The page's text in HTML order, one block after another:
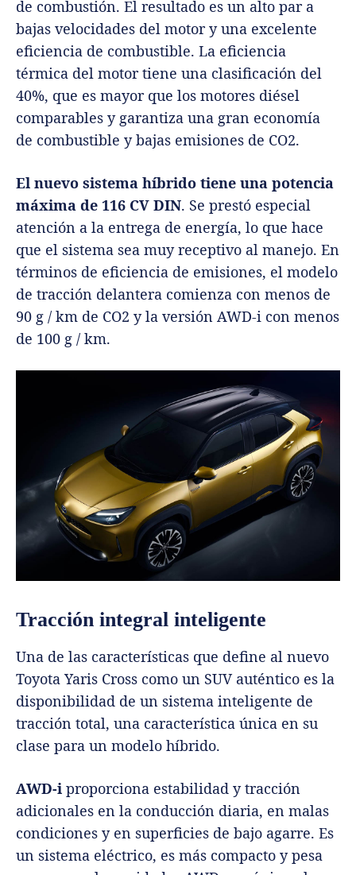
de combustión. El resultado es un alto par a
bajas velocidades del motor y una excelente
eficiencia de combustible. La eficiencia
térmica del motor tiene una clasificación del
40%, que es mayor que los motores diésel
comparables y garantiza una gran economía
de combustible y bajas emisiones de CO2.
El nuevo sistema híbrido tiene una potencia
máxima de 116 CV DIN. Se prestó especial
atención a la entrega de energía, lo que hace
que el sistema sea muy receptivo al manejo. En
términos de eficiencia de emisiones, el modelo
de tracción delantera comienza con menos de
90 g / km de CO2 y la versión AWD-i con menos
de 100 g / km.
Tracción integral inteligente
Una de las características que define al nuevo
Toyota Yaris Cross como un SUV auténtico es la
disponibilidad de un sistema inteligente de
tracción total, una característica única en su
clase para un modelo híbrido.
AWD-i proporciona estabilidad y tracción
adicionales en la conducción diaria, en malas
condiciones y en superficies de bajo agarre. Es
un sistema eléctrico, es más compacto y pesa